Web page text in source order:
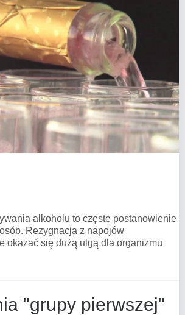
alkoholu to częste postanowienie
Rezygnacja z napojów
okazać się dużą ulgą dla organizmu
"grupy pierwszej"